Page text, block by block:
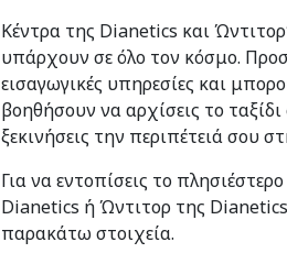
Κέντρα της Dianetics και
υπάρχουν σε όλο τον κόσμο.
εισαγωγικές υπηρεσίες και
βοηθήσουν να αρχίσεις το
ξεκινήσεις την περιπέτειά σου
Για να εντοπίσεις το
Dianetics ή Ώντιτορ της
παρακάτω στοιχεία.